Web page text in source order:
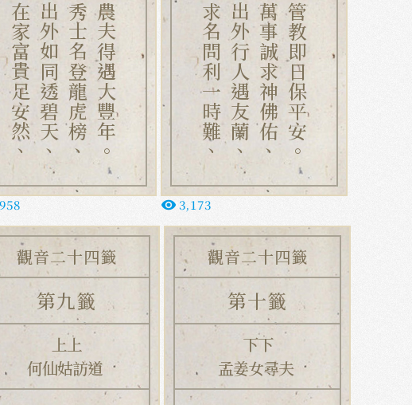
在家富貴足安然、出外如同透碧天、秀士名登龍虎榜、農夫得遇大豐年。 求名問利一時難、出外行人遇友蘭、萬事誠求神佛佑、管教即日保平安。
remove_red_eye 3,173
觀音二十四籤
第九籤
上上
何仙姑訪道
觀音二十四籤
第十籤
下下
孟姜女尋夫